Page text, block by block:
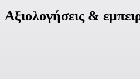
Αξιολογήσεις &